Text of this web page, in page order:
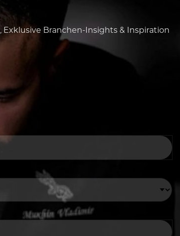
Exklusive Branchen-Insights & Inspiration